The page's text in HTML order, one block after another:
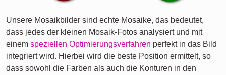
Unsere Mosaikbilder sind echte Mosaike, das bedeutet,
dass jedes der kleinen Mosaik-Fotos analysiert und mit
einem speziellen Optimierungsverfahren perfekt in das Bild
integriert wird. Hierbei wird die beste Position ermittelt, so
dass sowohl die Farben als auch die Konturen in den